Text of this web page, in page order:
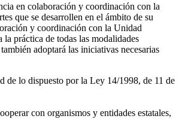
en colaboración y coordinación con la
que se desarrollen en el ámbito de su
y coordinación con la Unidad
práctica de todas las modalidades
adoptará las iniciativas necesarias
de lo dispuesto por la Ley 14/1998, de 11 de
con organismos y entidades estatales,